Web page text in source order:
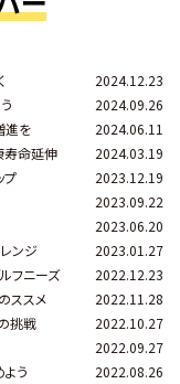
2024.12.23
2024.09.26
進を
2024.06.11
寿命延伸
2024.03.19
プ
2023.12.19
2023.09.22
2023.06.20
ンジ
2023.01.27
フニーズ
2022.12.23
ススメ
2022.11.28
挑戦
2022.10.27
2022.09.27
う
2022.08.26